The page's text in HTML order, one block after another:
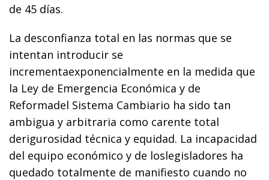
de 45 días.
La desconfianza total en las normas que se
intentan introducir se
incrementaexponencialmente en la medida que
la Ley de Emergencia Económica y de
Reformadel Sistema Cambiario ha sido tan
ambigua y arbitraria como carente total
derigurosidad técnica y equidad. La incapacidad
del equipo económico y de loslegisladores ha
quedado totalmente de manifiesto cuando no